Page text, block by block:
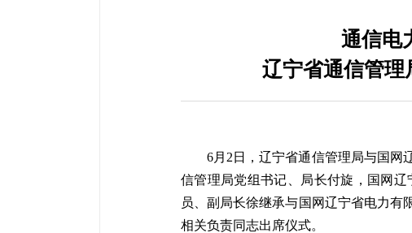
通信电
辽宁省通信管理
6月2日，辽宁省通信管理局与国网
信管理局党组书记、局长付旋，国网
员、副局长徐继承与国网辽宁省电力有
相关负责同志出席仪式。